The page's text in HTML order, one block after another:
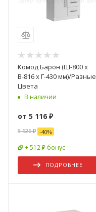
Комод Барон (Ш-800 х
В-816 х Г-430 мм)/Разные
Цвета
В наличии
от 5 116 ₽
8 526 ₽ -40%
+ 512 ₽ бонус
ПОДРОБНЕЕ